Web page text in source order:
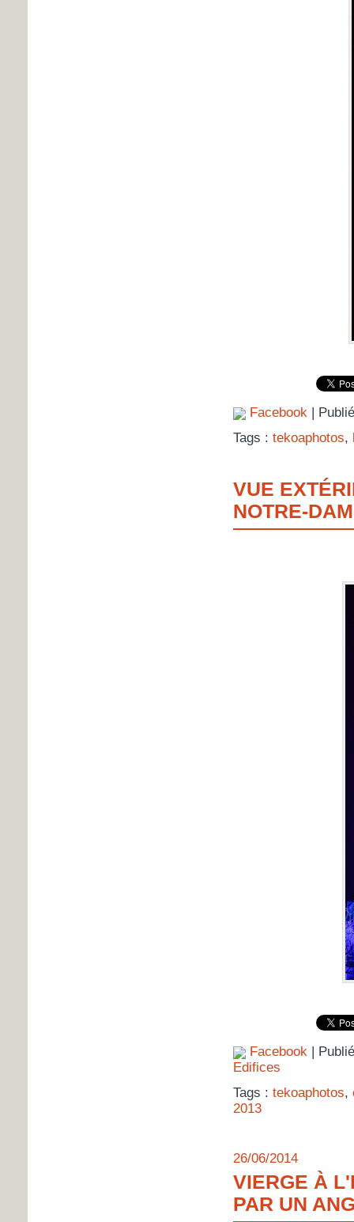
Facebook|
Tags : tekoaphotos,
VUE
NOTRE-
Facebook|
Edifices
Tags : tekoaphotos,
2013
26/06/2014
VIERGE À
PAR UN